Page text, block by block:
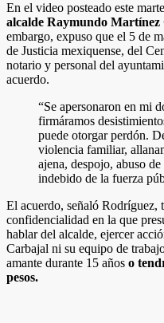
En el video posteado este
alcalde Raymundo
embargo, expuso que el 5 de
de Justicia mexiquense, del
notario y personal del
acuerdo.
“Se apersonaron en mi
firmáramos
puede otorgar perdón.
violencia familiar,
ajena, despojo, abuso
indebido de la fuerza
El acuerdo, señaló Rodríguez,
confidencialidad en la que
hablar del alcalde, ejercer
Carbajal ni su equipo de
amante durante 15 años o
pesos.